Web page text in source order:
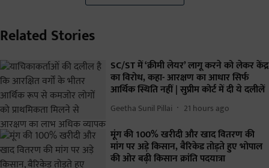
Related Stories
SC/ST में ‘क्रीमी लेयर’ लागू करने को लेकर केंद्र
का विरोध, कहा- आरक्षण का आधार सिर्फ
आर्थिक स्थिति नहीं | सुप्रीम कोर्ट में दी ये दलीलें
Geetha Sunil Pillai 21 hours ago
मूंग की 100% खरीदी और खाद वितरण की
मांग पर अड़े किसान, बैरिकेड तोड़ते हुए भोपाल
की ओर बढ़ी किसान क्रांति पदयात्रा